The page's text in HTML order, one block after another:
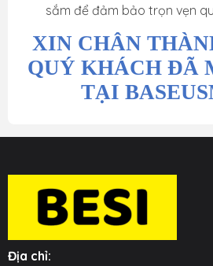
sắm để đảm bảo trọn vẹn
XIN CHÂN
QUÝ KHÁCH ĐÃ
TẠI
Địa chỉ: